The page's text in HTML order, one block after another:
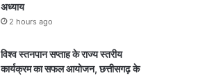
अध्याय
2 hours ago
विश्व स्तनपान सप्ताह के राज्य स्तरीय
कार्यक्रम का सफल आयोजन, छत्तीसगढ़ के